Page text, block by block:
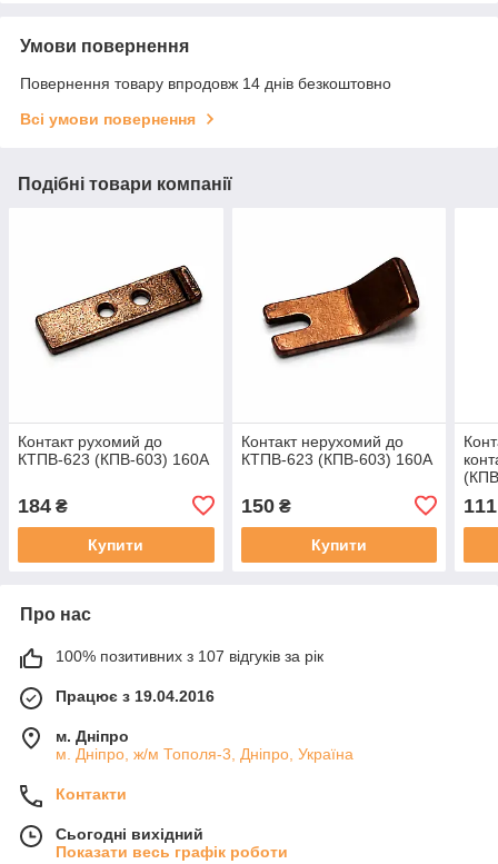
Умови повернення
Повернення товару впродовж 14 днів безкоштовно
Всі умови повернення
Подібні товари компанії
Контакт рухомий до
КТПВ-623 (КПВ-603) 160А
184 ₴
Купити
Контакт нерухомий до
КТПВ-623 (КПВ-603) 160А
150₴
Купити
111
Про нас
100% позитивних з 107 відгуків за рік
Працює з 19.04.2016
м. Дніпро
м. Дніпро, ж/м Тополя-3, Дніпро, Україна
Контакти
Сьогодні вихідний
Показати весь графік роботи